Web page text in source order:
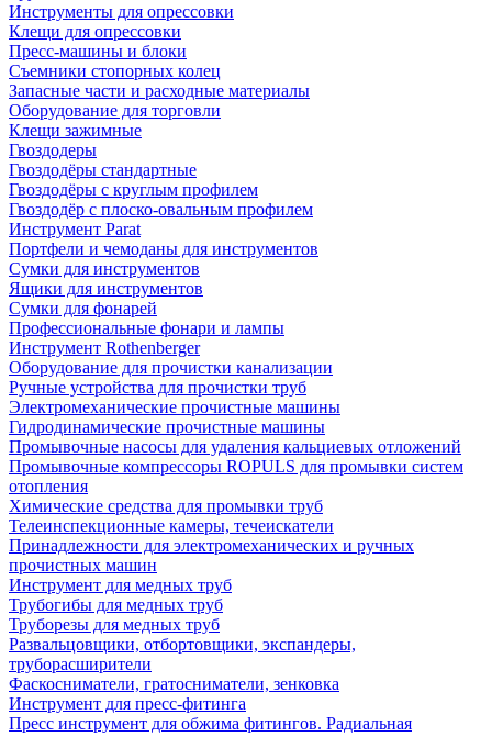
Инструменты для опрессовки
Клещи для опрессовки
Пресс-машины и блоки
Съемники стопорных колец
Запасные части и расходные материалы
Оборудование для торговли
Клещи зажимные
Гвоздодеры
Гвоздодёры стандартные
Гвоздодёры с круглым профилем
Гвоздодёр с плоско-овальным профилем
Инструмент Parat
Портфели и чемоданы для инструментов
Сумки для инструментов
Ящики для инструментов
Сумки для фонарей
Профессиональные фонари и лампы
Инструмент Rothenberger
Оборудование для прочистки канализации
Ручные устройства для прочистки труб
Электромеханические прочистные машины
Гидродинамические прочистные машины
Промывочные насосы для удаления кальциевых отложений
Промывочные компрессоры ROPULS для промывки систем
отопления
Химические средства для промывки труб
Телеинспекционные камеры, течеискатели
Принадлежности для электромеханических и ручных
прочистных машин
Инструмент для медных труб
Трубогибы для медных труб
Труборезы для медных труб
Развальцовщики, отбортовщики, экспандеры,
труборасширители
Фаскосниматели, гратосниматели, зенковка
Инструмент для пресс-фитинга
Пресс инструмент для обжима фитингов. Радиальная